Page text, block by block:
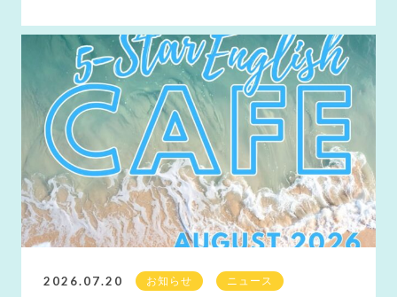
2026.07.20 お知らせ ニュース